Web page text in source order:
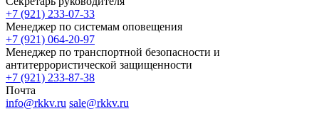
+7 (921) 233-07-33
Менеджер по системам оповещения
+7 (921) 064-20-97
Менеджер по транспортной безопасности и
антитеррористической защищенности
+7 (921) 233-87-38
Почта
info@rkkv.ru sale@rkkv.ru